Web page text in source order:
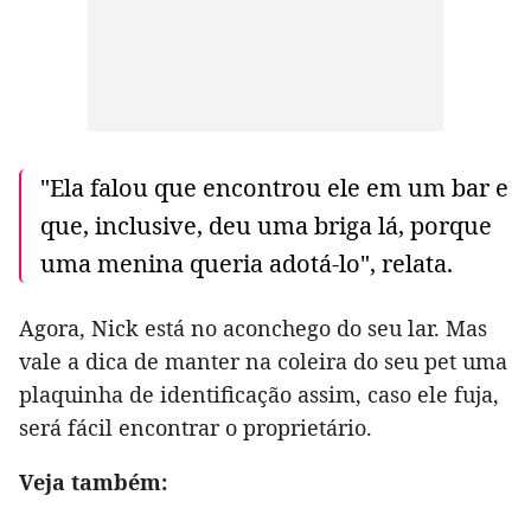
"Ela falou que encontrou ele em um bar e
que, inclusive, deu uma briga lá, porque
uma menina queria adotá-lo", relata.
Agora, Nick está no aconchego do seu lar. Mas
vale a dica de manter na coleira do seu pet uma
plaquinha de identificação assim, caso ele fuja,
será fácil encontrar o proprietário.
Veja também: